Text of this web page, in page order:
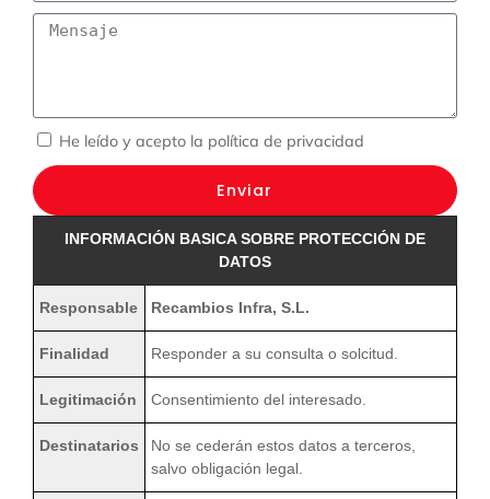
He leído y acepto la política de privacidad
Enviar
INFORMACIÓN BASICA SOBRE PROTECCIÓN DE
DATOS
Responsable Recambios Infra, S.L.
Finalidad Responder a su consulta o solcitud.
Legitimación Consentimiento del interesado.
Destinatarios
No se cederán estos datos a terceros,
salvo obligación legal.